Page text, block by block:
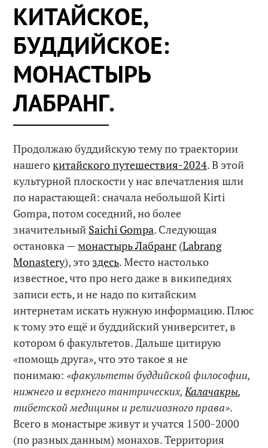
КИТАЙСКОЕ,
БУДДИЙСКОЕ:
МОНАСТЫРЬ
ЛАБРАНГ.
Продолжаю буддийскую тему по траектории
нашегокитайского путешествия-2024. В этой
культурной плоскости у нас впечатления шли
по нарастающей: сначала небольшой Kirti
Gompa, потом соседний, но более
значительный Saichi Gompa. Следующая
остановка —монастырь Лабранг (Labrang
Monastery), это здесь. Место настолько
известное, что про него даже в википедиях
записи есть, и не надо по китайским
интернетам искать нужную информацию. Плюс
к тому это ещё и буддийский университет, в
котором 6 факультетов. Дальше цитирую
«помощь друга», что это такое я не
понимаю: «факультеты буддийской философии,
нижнего и верхнего тантрических,Калачакры,
тибетской медицины и религиозного права».
Всего в монастыре живут и учатся 1500-2000
(по разных данным) монахов. Территория